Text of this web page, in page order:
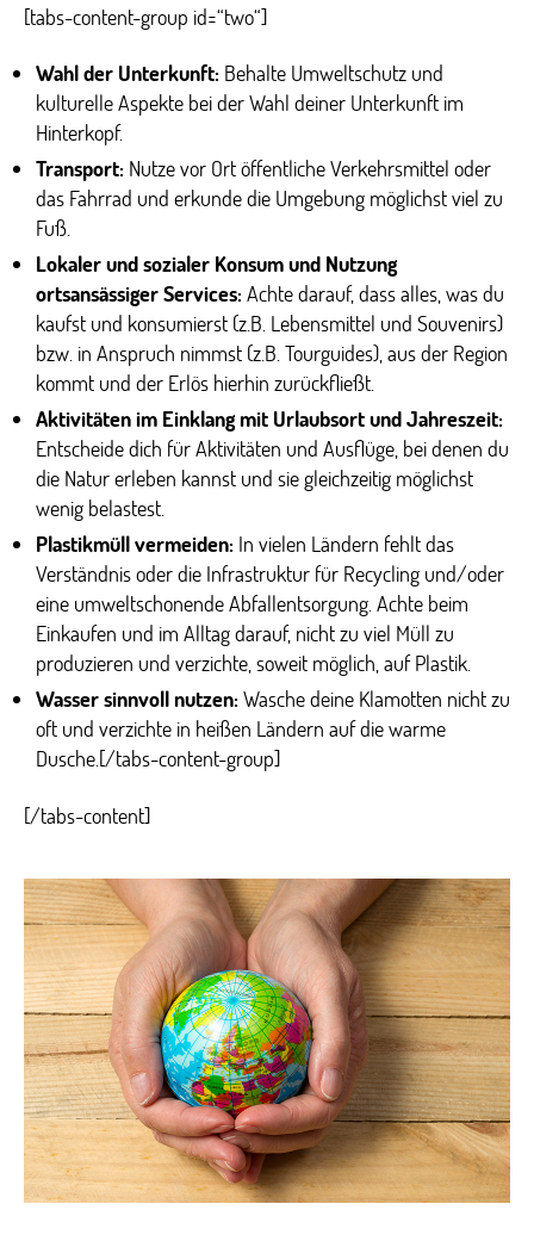
[tabs-content-group id=“two“]
Wahl der Unterkunft: Behalte Umweltschutz und
kulturelle Aspekte bei der Wahl deiner Unterkunft im
Hinterkopf.
Transport: Nutze vor Ort öffentliche Verkehrsmittel oder
das Fahrrad und erkunde die Umgebung möglichst viel zu
Fuß.
Lokaler und sozialer Konsum und Nutzung
ortsansässiger Services: Achte darauf, dass alles, was du
kaufst und konsumierst (z.B. Lebensmittel und Souvenirs)
bzw. in Anspruch nimmst (z.B. Tourguides), aus der Region
kommt und der Erlös hierhin zurückfließt.
Aktivitäten im Einklang mit Urlaubsort und Jahreszeit:
Entscheide dich für Aktivitäten und Ausflüge, bei denen du
die Natur erleben kannst und sie gleichzeitig möglichst
wenig belastest.
Plastikmüll vermeiden: In vielen Ländern fehlt das
Verständnis oder die Infrastruktur für Recycling und/oder
eine umweltschonende Abfallentsorgung. Achte beim
Einkaufen und im Alltag darauf, nicht zu viel Müll zu
produzieren und verzichte, soweit möglich, auf Plastik.
Wasser sinnvoll nutzen: Wasche deine Klamotten nicht zu
oft und verzichte in heißen Ländern auf die warme
Dusche.[/tabs-content-group]
[/tabs-content]